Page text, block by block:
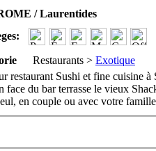
/ Laurentides
Restaurants > Exotique
restaurant Sushi et fine cuisine
face du bar terrasse le vieux
en couple ou avec votre